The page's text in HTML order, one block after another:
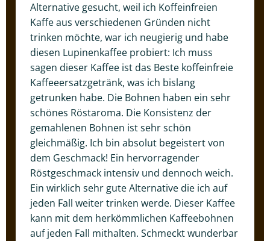
Alternative gesucht, weil ich Koffeinfreien
Kaffe aus verschiedenen Gründen nicht
trinken möchte, war ich neugierig und habe
diesen Lupinenkaffee probiert: Ich muss
sagen dieser Kaffee ist das Beste koffeinfreie
Kaffeeersatzgetränk, was ich bislang
getrunken habe. Die Bohnen haben ein sehr
schönes Röstaroma. Die Konsistenz der
gemahlenen Bohnen ist sehr schön
gleichmäßig. Ich bin absolut begeistert von
dem Geschmack! Ein hervorragender
Röstgeschmack intensiv und dennoch weich.
Ein wirklich sehr gute Alternative die ich auf
jeden Fall weiter trinken werde. Dieser Kaffee
kann mit dem herkömmlichen Kaffeebohnen
auf jeden Fall mithalten. Schmeckt wunderbar